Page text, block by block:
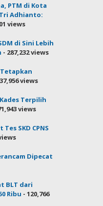
PTM di Kota
Adhianto:
views
di Sini Lebih
- 287,232 views
Tetapkan
views
Terpilih
views
SKD CPNS
Dipecat
BLT dari
Ribu - 120,766